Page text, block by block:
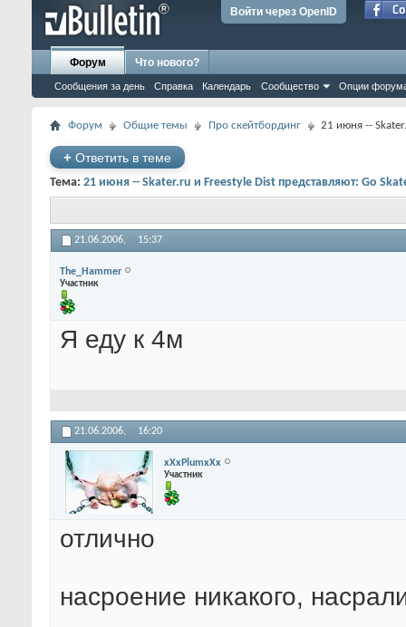
Войти через OpenID
Форум
Сообщения за день Справка Календарь Сообщество Опции
Что нового?
Форум Общие темы Про скейтбординг 21 июня --
+ Ответить в теме
Тема: 21 июня -- Skater.ru и Freestyle Dist представляют: Go
21.06.2006, 15:37
The_Hammer
Участник
Я еду к 4м
21.06.2006, 16:20
xXxPlumxXx
Участник
отлично
насроение никакого,